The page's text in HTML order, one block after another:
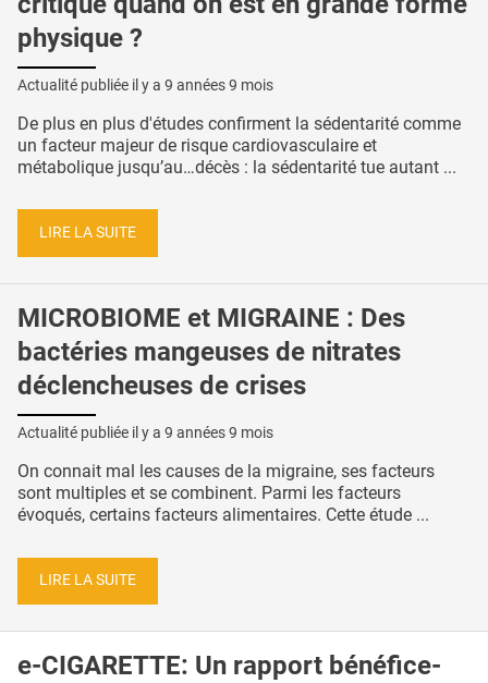
physique ?
Actualité publiée il y a 9 années 9 mois
De plus en plus d'études confirment la sédentarité comme
un facteur majeur de risque cardiovasculaire et
métabolique jusqu’au…décès : la sédentarité tue autant ...
LIRE LA SUITE
MICROBIOME et MIGRAINE : Des
bactéries mangeuses de nitrates
déclencheuses de crises
Actualité publiée il y a 9 années 9 mois
On connait mal les causes de la migraine, ses facteurs
sont multiples et se combinent. Parmi les facteurs
évoqués, certains facteurs alimentaires. Cette étude ...
LIRE LA SUITE
e-CIGARETTE: Un rapport bénéfice-